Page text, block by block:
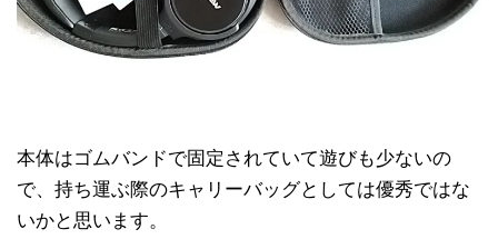
本体はゴムバンドで固定されていて遊びも少ないの
で、持ち運ぶ際のキャリーバッグとしては優秀ではな
いかと思います。